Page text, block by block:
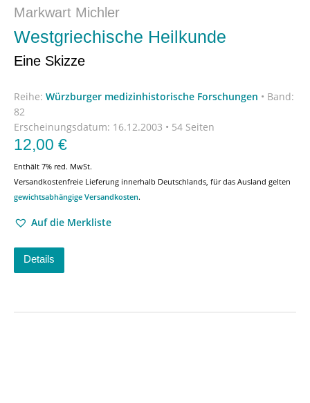
Markwart Michler
Westgriechische Heilkunde
Eine Skizze
Reihe: Würzburger medizinhistorische Forschungen • Band:
82
Erscheinungsdatum: 16.12.2003 • 54 Seiten
12,00 €
Enthält 7% red. MwSt.
Versandkostenfreie Lieferung innerhalb Deutschlands, für das Ausland gelten
gewichtsabhängige Versandkosten.
Auf die Merkliste
Details